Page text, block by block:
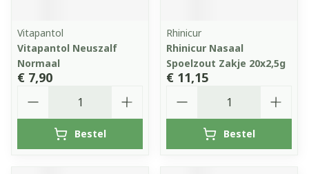
Vitapantol
Vitapantol Neuszalf
Normaal
€ 7,90
Bestel
Rhinicur
Rhinicur Nasaal
Spoelzout Zakje 20x2,5g
€ 11,15
Bestel